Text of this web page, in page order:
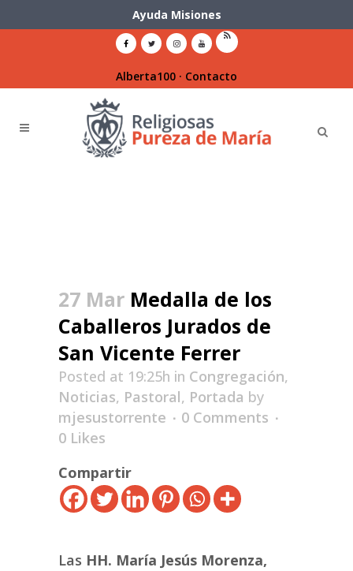
Ayuda Misiones
Alberta100 · Contacto
27 Mar Medalla de los
Caballeros Jurados de
San Vicente Ferrer
Posted at 19:25h in Congregación,
Noticias, Pastoral, Portada by
mjesustorrente
0 Comments
0 Likes
Compartir
Las HH. María Jesús Morenza,